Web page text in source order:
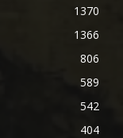
1370
1366
806
589
542
404